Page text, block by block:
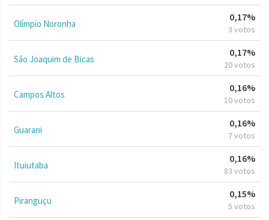
Olímpio Noronha
0,17%
3 votos
São Joaquim de Bicas
0,17%
20 votos
Campos Altos
0,16%
10 votos
Guarani
0,16%
7 votos
Ituiutaba
0,16%
83 votos
Piranguçu
0,15%
5 votos